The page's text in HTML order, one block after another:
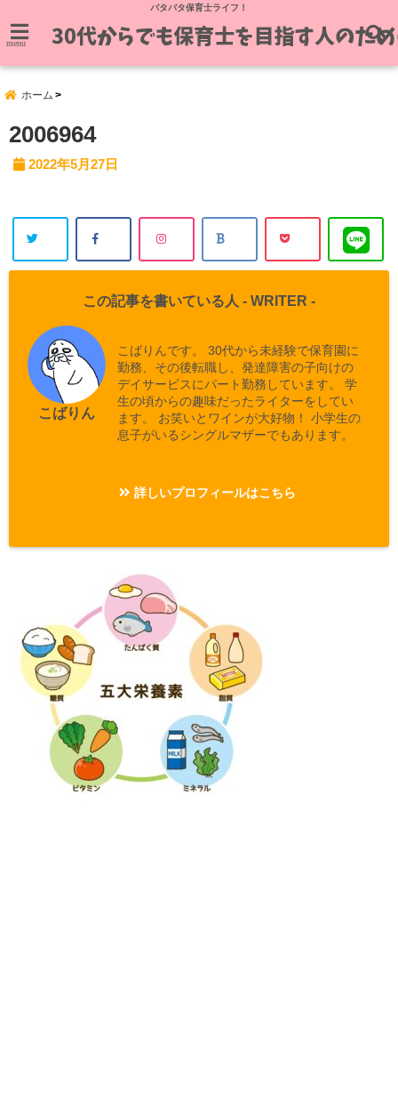
バタバタ保育士ライフ！
menu
ホーム
2006964
2022年5月27日
この記事を書いている人 - WRITER -
こばりん
こばりんです。 30代から未経験で保育園に
勤務、その後転職し、発達障害の子向けの
デイサービスにパート勤務しています。 学
生の頃からの趣味だったライターをしてい
ます。 お笑いとワインが大好物！ 小学生の
息子がいるシングルマザーでもあります。
詳しいプロフィールはこちら